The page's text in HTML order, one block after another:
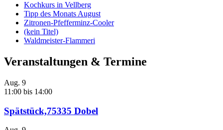
Kochkurs in Vellberg
Tipp des Monats August
Zitronen-Pfefferminz-Cooler
(kein Titel)
Waldmeister-Flammeri
Veranstaltungen & Termine
Aug. 9
11:00 bis 14:00
Spätstück,75335 Dobel